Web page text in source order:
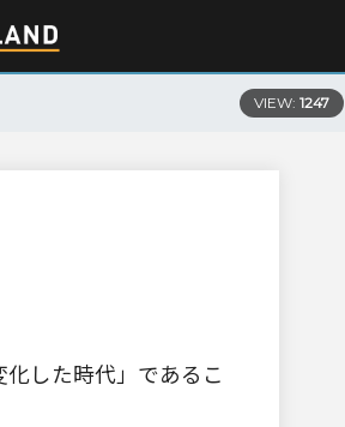
VIEW: 1247
した時代」であるこ